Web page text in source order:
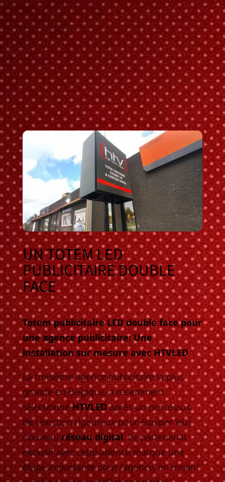
UN TOTEM LED
PUBLICITAIRE DOUBLE
FACE
Totem publicitaire LED double face pour
une agence publicitaire: Une
installation sur mesure avec HTVLED
La troisième agence publicitaire la plus
grande en Belgique, a récemment
sélectionnéHTVLEDaprès un processus
de sélection rigoureux pour équiper leur
nouveau réseau digital. Ce partenariat
exclusif avec cette agence marque une
étape importante pour l’agence, en misant